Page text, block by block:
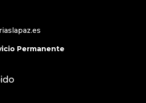
Permanente